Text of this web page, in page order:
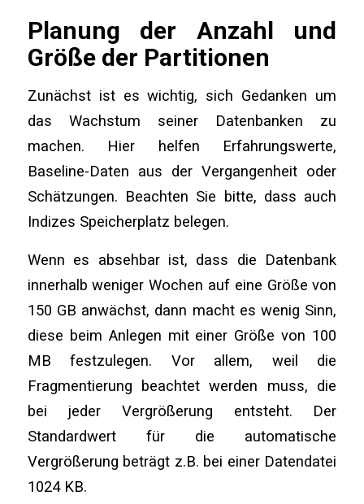
Planung der Anzahl und
Größe der Partitionen
Zunächst ist es wichtig, sich Gedanken um
das Wachstum seiner Datenbanken zu
machen. Hier helfen Erfahrungswerte,
Baseline-Daten aus der Vergangenheit oder
Schätzungen. Beachten Sie bitte, dass auch
Indizes Speicherplatz belegen.
Wenn es absehbar ist, dass die Datenbank
innerhalb weniger Wochen auf eine Größe von
150 GB anwächst, dann macht es wenig Sinn,
diese beim Anlegen mit einer Größe von 100
MB festzulegen. Vor allem, weil die
Fragmentierung beachtet werden muss, die
bei jeder Vergrößerung entsteht. Der
Standardwert für die automatische
Vergrößerung beträgt z.B. bei einer Datendatei
1024 KB.